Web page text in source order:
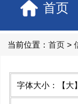
首页
当前位置： 首页 >
字体大小： 【大】